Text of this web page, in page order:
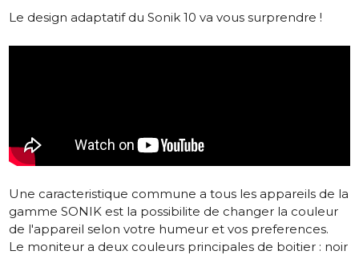
Le design adaptatif du Sonik 10 va vous surprendre !
Une caracteristique commune a tous les appareils de la
gamme SONIK est la possibilite de changer la couleur
de l'appareil selon votre humeur et vos preferences.
Le moniteur a deux couleurs principales de boitier : noir